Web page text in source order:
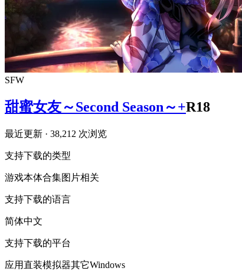
SFW
甜蜜女友～Second Season～+R18
最近更新 · 38,212 次浏览
支持下载的类型
游戏本体合集图片相关
支持下载的语言
简体中文
支持下载的平台
应用直装模拟器其它Windows